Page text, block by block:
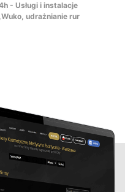
- Usługi i instalacje
udrażnianie rur